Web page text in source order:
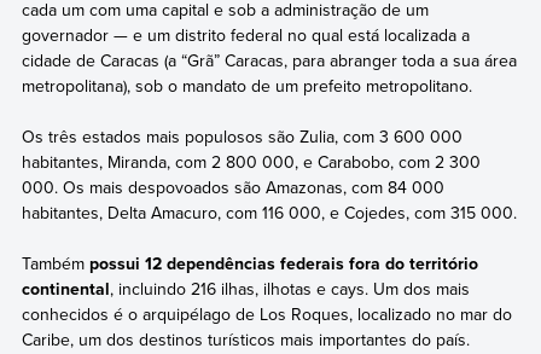
cada um com uma capital e sob a administração de um
governador — e um distrito federal no qual está localizada a
cidade de Caracas (a “Grã” Caracas, para abranger toda a sua área
metropolitana), sob o mandato de um prefeito metropolitano.
Os três estados mais populosos são Zulia, com 3 600 000
habitantes, Miranda, com 2 800 000, e Carabobo, com 2 300
000. Os mais despovoados são Amazonas, com 84 000
habitantes, Delta Amacuro, com 116 000, e Cojedes, com 315 000.
Tambémpossui 12 dependências federais fora do território
continental, incluindo 216 ilhas, ilhotas e cays. Um dos mais
conhecidos é o arquipélago de Los Roques, localizado no mar do
Caribe, um dos destinos turísticos mais importantes do país.